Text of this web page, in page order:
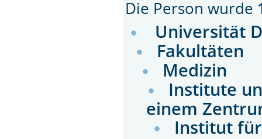
Die Person wurde
Universität
Fakultäten
Medizin
Institute
einem
Institut